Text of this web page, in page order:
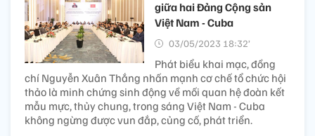
giữa hai Đảng Cộng sản
Việt Nam - Cuba
03/05/2023 18:32’
Phát biểu khai mạc, đồng
chí Nguyễn Xuân Thắng nhấn mạnh cơ chế tổ chức hội
thảo là minh chứng sinh động về mối quan hệ đoàn kết
mẫu mực, thủy chung, trong sáng Việt Nam - Cuba
không ngừng được vun đắp, củng cố, phát triển.